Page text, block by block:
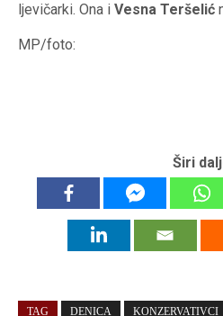
ljevičarki. Ona i Vesna Teršelić
MP/foto:
Širi
TAG DENICA KONZERVATIVCI